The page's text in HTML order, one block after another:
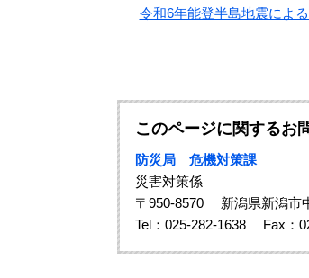
令和6年能登半島地震によ
このページに関するお
防災局 危機対策課
災害対策係
〒950-8570
新潟県新潟市
Tel：025-282-1638
Fax：